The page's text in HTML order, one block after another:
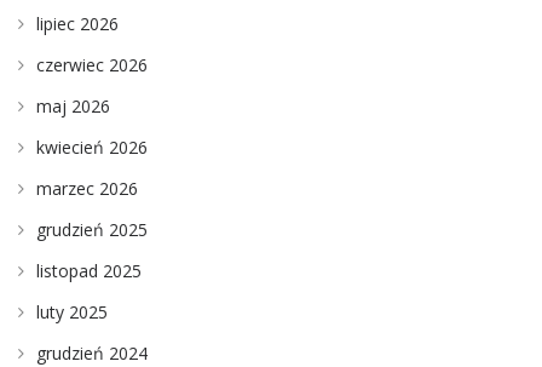
lipiec 2026
czerwiec 2026
maj 2026
kwiecień 2026
marzec 2026
grudzień 2025
listopad 2025
luty 2025
grudzień 2024